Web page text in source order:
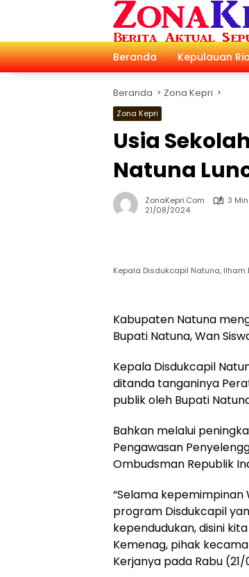
Beranda
Kepulauan
Beranda Zona Kepri
Zona Kepri
Usia
Natuna
ZonaKepri.com
3
21/08/2024
Kepala Disdukcapil Natuna, Ilham
Kabupaten Natuna
Bupati Natuna, Wan
Kepala Disdukcapil
ditanda tanganinya
publik oleh Bupati
Bahkan melalui
Pengawasan
Ombudsman Republik
“Selama kepemimpinan
program Disdukcapil
kependudukan, disini
Kemenag, pihak
Kerjanya pada Rabu